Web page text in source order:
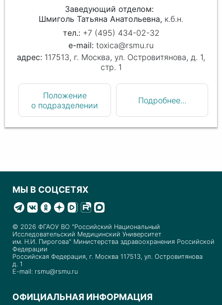
Заведующий отделом
Шмиголь Татьяна Анатольевна к.б.н.
+7 (495) 434-02-32
toxica@rsmu.ru
117513, г. Москва, ул. Островитянова, д. 1,
стр. 1
Положение
о подразделении
Подробнее...
МЫ В СОЦСЕТЯХ
© 2026 ФГАОУ ВО "Российский Национальный
Исследовательский Медицинский Университет
им. Н.И. Пирогова" Министерства здравоохранения Российской
Федерации
Российская Федерация, г. Москва 117513, ул. Островитянова
д. 1
E-mail: rsmu@rsmu.ru
ОФИЦИАЛЬНАЯ ИНФОРМАЦИЯ